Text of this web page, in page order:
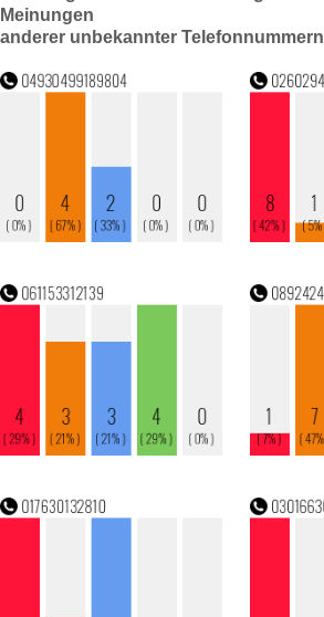
Meinungen
anderer unbekannter Telefonnummern